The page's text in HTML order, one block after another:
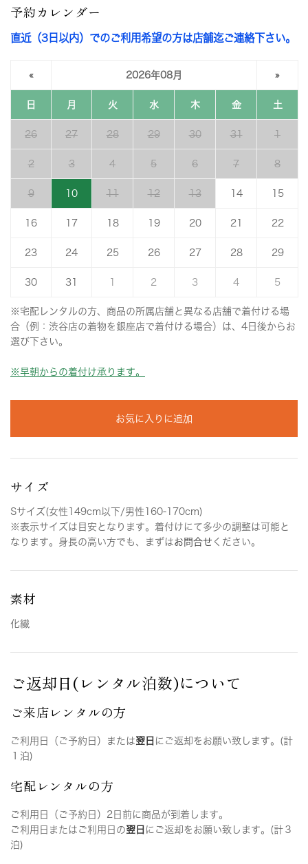
予約カレンダー
直近（3日以内）でのご利用希望の方は店舗迄ご連絡下さい。
« 2026年08月 »
日 月 火 水 木 金 土
26 27 28 29 30 31 1
2 3 4 5 6 7 8
9 10 11 12 13 14 15
16 17 18 19 20 21 22
23 24 25 26 27 28 29
30 31 1 2 3 4 5
※宅配レンタルの方、商品の所属店舗と異なる店舗で着付ける場
合（例：渋谷店の着物を銀座店で着付ける場合）は、4日後からお
選び下さい。
※早朝からの着付け承ります。
お気に入りに追加
サイズ
Sサイズ(女性149cm以下/男性160-170cm)
※表示サイズは目安となります。着付けにて多少の調整は可能と
なります。身長の高い方でも、まずはお問合せ ください。
素材
化繊
ご返却日(レンタル泊数)について
ご来店レンタルの方
ご利用日（ご予約日）または翌日 にご返却をお願い致します。(計
１泊)
宅配レンタルの方
ご利用日（ご予約日）2日前に商品が到着します。
ご利用日またはご利用日の翌日 にご返却をお願い致します。(計３
泊)